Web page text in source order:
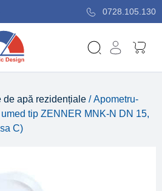
0728.105.130
de apă rezidențiale / Apometru-
tip ZENNER MNK-N DN 15,
C)